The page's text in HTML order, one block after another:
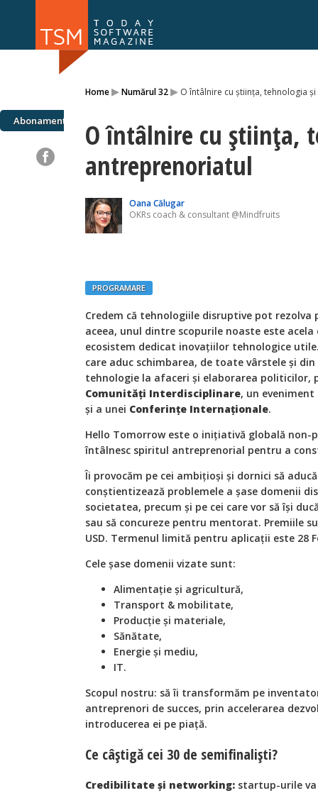
Home▸Numărul 32▸ O întâlnire cu știința, tehnologia
Abonamente
O întâlnire cu știința,
antreprenoriatul
Oana Călugar
OKRs coach & consultant @Mindfruits
PROGRAMARE
Credem că tehnologiile disruptive pot rezolva
aceea, unul dintre scopurile noaste este
ecosistem dedicat inovațiilor tehnologice
care aduc schimbarea, de toate vârstele și
tehnologie la afaceri și elaborarea politicilor,
Comunități Interdisciplinare, un
și a unei Conferințe Internaționale.
Hello Tomorrow este o inițiativă globală
întâlnesc spiritul antreprenorial pentru a
Îi provocăm pe cei ambițioși și dornici să
conștientizează problemele a șase domenii
societatea, precum și pe cei care vor să își
sau să concureze pentru mentorat. Premiile
USD. Termenul limită pentru aplicații este 28
Cele șase domenii vizate sunt:
Alimentație și agricultură,
Transport & mobilitate,
Producție și materiale,
Sănătate,
Energie și mediu,
IT.
Scopul nostru: să îi transformăm pe
antreprenori de succes, prin accelerarea
introducerea ei pe piață.
Ce câștigă cei 30 de semifinaliști?
Credibilitate și networking: startup-urile